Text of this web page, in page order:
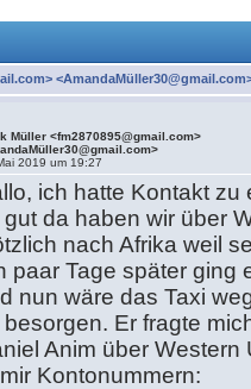
Müller <fm2870895@gmail.com>
2019 um 19:27
ich hatte Kontakt
gut da haben wir über
nach Afrika weil
paar Tage später ging
nun wäre das Taxi
besorgen. Er fragte
Anim über
Kontonummern: